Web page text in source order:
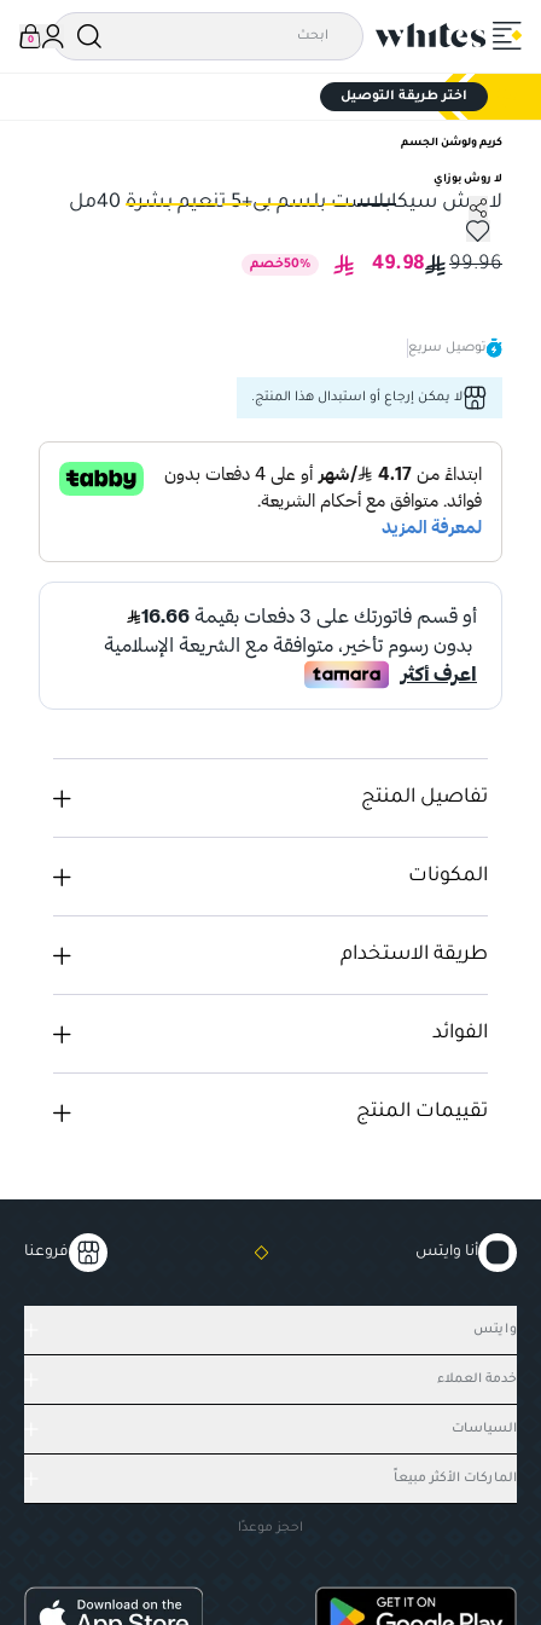
0
اختر طريقة التوصيل
كريم ولوشن الجسم
لا روش بوزاي
لاروش سيكابلاست بلسم بى+5 تنعيم بشرة 40مل
لاروش سيكابلاست بلسم بى+5 تنعيم بشرة 40مل
99.96
49.98
50% خصم
توصيل سريع
لا يمكن إرجاع أو استبدال هذا المنتج.
تفاصيل المنتج
المكونات
طريقة الاستخدام
الفوائد
تقييمات المنتج
أنا وايتس فروعنا
وايتس
خدمة العملاء
السياسات
الماركات الأكثر مبيعاً
احجز موعدًا